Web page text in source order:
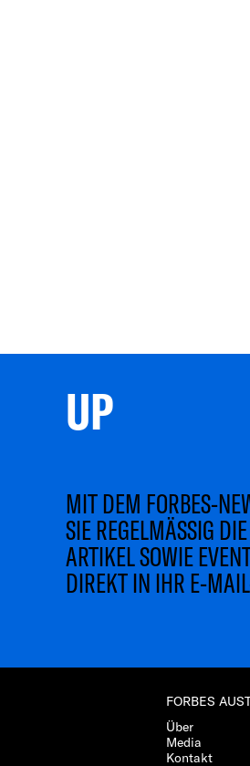
MIT DEM FORBES-
SIE REGELMÄSSIG
ARTIKEL SOWIE
DIREKT IN IHR E-
FORBES
Über
Media
Kontakt